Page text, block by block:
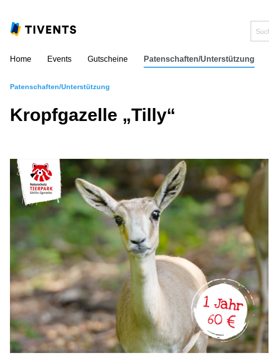
Home Events Gutscheine Patenschaften/Unterstützung
Patenschaften/Unterstützung
Kropfgazelle „Tilly“